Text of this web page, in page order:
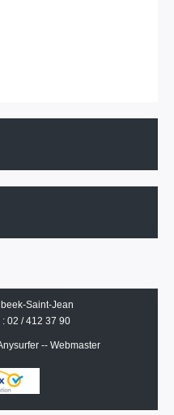
Saint-Jean
: 02 / 412 37 90
-- Webmaster